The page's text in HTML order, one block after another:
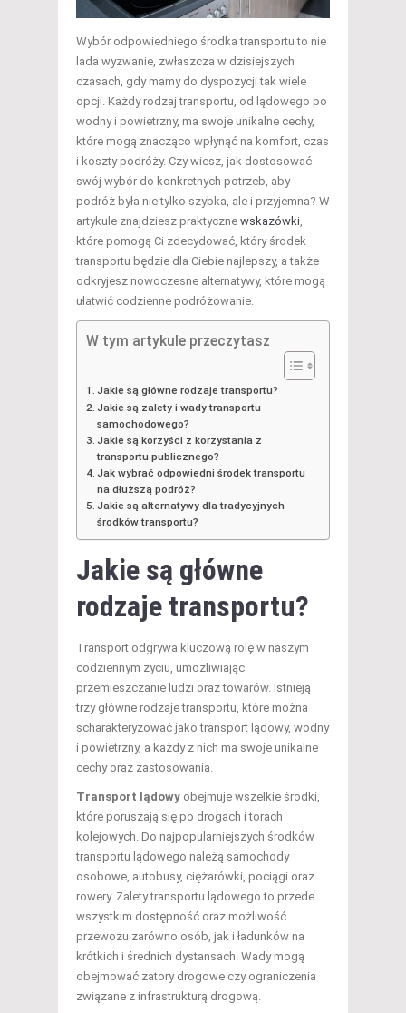
Wybór odpowiedniego środka transportu to nie
lada wyzwanie, zwłaszcza w dzisiejszych
czasach, gdy mamy do dyspozycji tak wiele
opcji. Każdy rodzaj transportu, od lądowego po
wodny i powietrzny, ma swoje unikalne cechy,
które mogą znacząco wpłynąć na komfort, czas
i koszty podróży. Czy wiesz, jak dostosować
swój wybór do konkretnych potrzeb, aby
podróż była nie tylko szybka, ale i przyjemna? W
artykule znajdziesz praktyczne wskazówki
które pomogą Ci zdecydować, który środek
transportu będzie dla Ciebie najlepszy, a także
odkryjesz nowoczesne alternatywy, które mogą
ułatwić codzienne podróżowanie.
W tym artykule przeczytasz
Jakie są główne rodzaje transportu?
Jakie są zalety i wady transportu
samochodowego?
Jakie są korzyści z korzystania z
transportu publicznego?
Jak wybrać odpowiedni środek transportu
na dłuższą podróż?
Jakie są alternatywy dla tradycyjnych
środków transportu?
Jakie są główne
rodzaje transportu?
Transport odgrywa kluczową rolę w naszym
codziennym życiu, umożliwiając
przemieszczanie ludzi oraz towarów. Istnieją
trzy główne rodzaje transportu, które można
scharakteryzować jako transport lądowy, wodny
i powietrzny, a każdy z nich ma swoje unikalne
cechy oraz zastosowania.
Transport lądowy obejmuje wszelkie środki,
które poruszają się po drogach i torach
kolejowych. Do najpopularniejszych środków
transportu lądowego należą samochody
osobowe, autobusy, ciężarówki, pociągi oraz
rowery. Zalety transportu lądowego to przede
wszystkim dostępność oraz możliwość
przewozu zarówno osób, jak i ładunków na
krótkich i średnich dystansach. Wady mogą
obejmować zatory drogowe czy ograniczenia
związane z infrastrukturą drogową.